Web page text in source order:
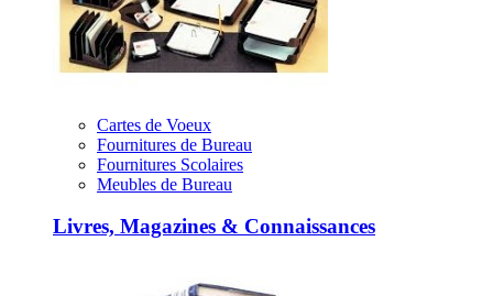
Cartes de Voeux
Fournitures de Bureau
Fournitures Scolaires
Meubles de Bureau
Livres, Magazines & Connaissances